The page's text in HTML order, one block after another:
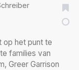
op het punt te
families van
Greer Garrison